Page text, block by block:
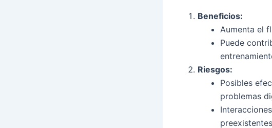
Beneficios:
Aumenta el
Puede
Riesgos:
Posibles
problemas